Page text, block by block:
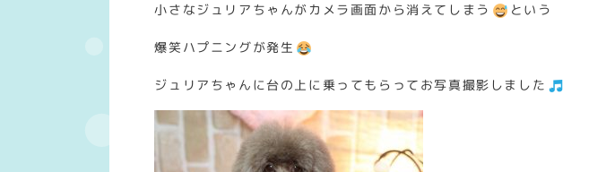
小さなジュリアちゃんがカメラ画面から消えてしまう という
爆笑ハプニングが発生
ジュリアちゃんに台の上に乗ってもらってお写真撮影しました